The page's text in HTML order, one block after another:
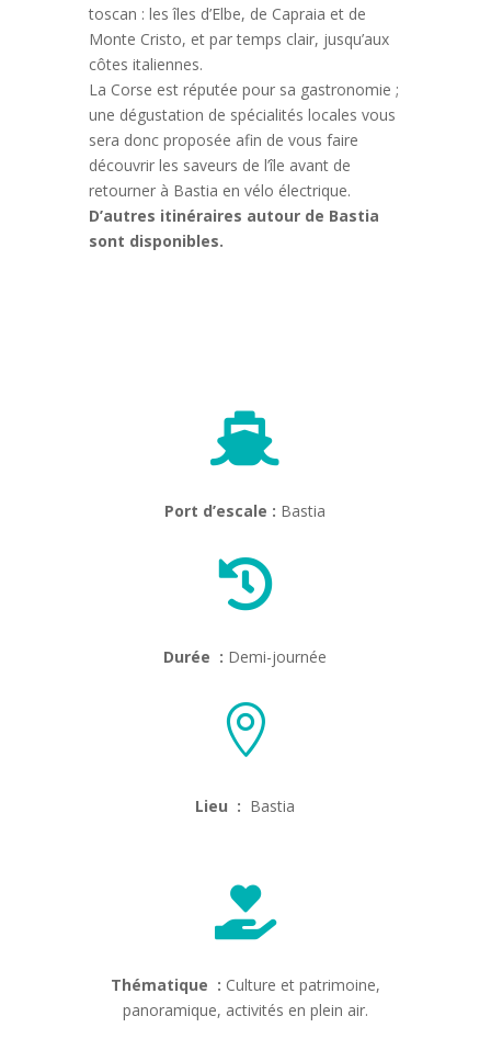
toscan : les îles d’Elbe, de Capraia et de
Monte Cristo, et par temps clair, jusqu’aux
côtes italiennes.
La Corse est réputée pour sa gastronomie ;
une dégustation de spécialités locales vous
sera donc proposée afin de vous faire
découvrir les saveurs de l’île avant de
retourner à Bastia en vélo électrique.
D’autres itinéraires autour de Bastia
sont disponibles.

Port d’escale : Bastia

Durée : Demi-journée

Lieu : Bastia

Thématique : Culture et patrimoine,
panoramique, activités en plein air.